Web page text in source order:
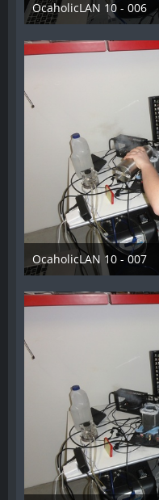
OcaholicLAN 10 - 006
11. Mai 2018
OcaholicLAN 10 - 007
11. Mai 2018